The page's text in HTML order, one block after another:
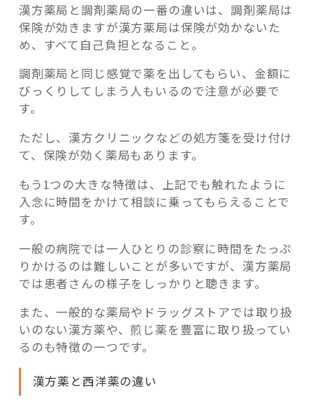
漢方薬局と調剤薬局の一番の違いは、調剤薬局は
保険が効きますが漢方薬局は保険が効かないた
め、すべて自己負担となること。
調剤薬局と同じ感覚で薬を出してもらい、金額に
びっくりしてしまう人もいるので注意が必要で
す。
ただし、漢方クリニックなどの処方箋を受け付け
て、保険が効く薬局もあります。
もう1つの大きな特徴は、上記でも触れたように
入念に時間をかけて相談に乗ってもらえることで
す。
一般の病院では一人ひとりの診察に時間をたっぷ
りかけるのは難しいことが多いですが、漢方薬局
では患者さんの様子をしっかりと聴きます。
また、一般的な薬局やドラッグストアでは取り扱
いのない漢方薬や、煎じ薬を豊富に取り扱ってい
るのも特徴の一つです。
漢方薬と西洋薬の違い